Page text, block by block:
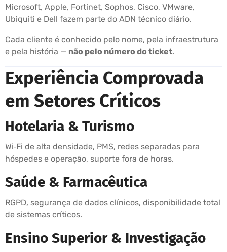
Microsoft, Apple, Fortinet, Sophos, Cisco, VMware,
Ubiquiti e Dell fazem parte do ADN técnico diário.
Cada cliente é conhecido pelo nome, pela infraestrutura
e pela história — não pelo número do ticket.
Experiência Comprovada
em Setores Críticos
Hotelaria & Turismo
Wi‑Fi de alta densidade, PMS, redes separadas para
hóspedes e operação, suporte fora de horas.
Saúde & Farmacêutica
RGPD, segurança de dados clínicos, disponibilidade total
de sistemas críticos.
Ensino Superior & Investigação